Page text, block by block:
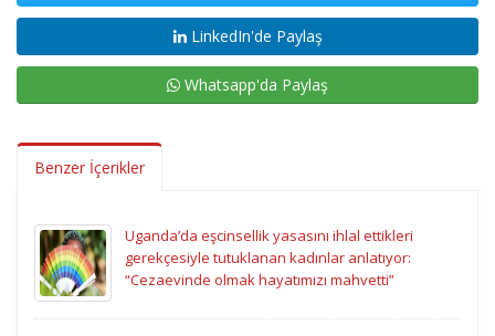
LinkedIn'de Paylaş
Whatsapp'da Paylaş
Benzer İçerikler
Uganda’da eşcinsellik yasasını ihlal ettikleri
gerekçesiyle tutuklanan kadınlar anlatıyor:
“Cezaevinde olmak hayatımızı mahvetti”